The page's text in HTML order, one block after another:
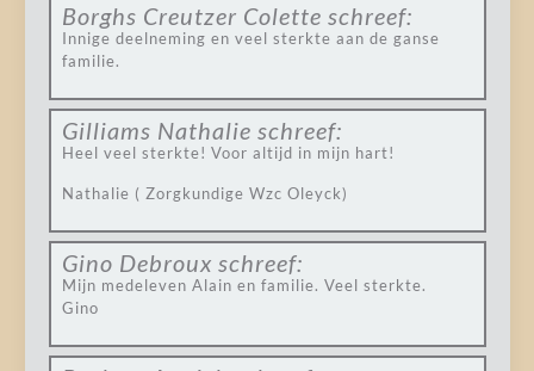
Borghs Creutzer Colette schreef:
Innige deelneming en veel sterkte aan de ganse
familie.
Gilliams Nathalie schreef:
Heel veel sterkte! Voor altijd in mijn hart!
Nathalie ( Zorgkundige Wzc Oleyck)
Gino Debroux schreef:
Mijn medeleven Alain en familie. Veel sterkte.
Gino